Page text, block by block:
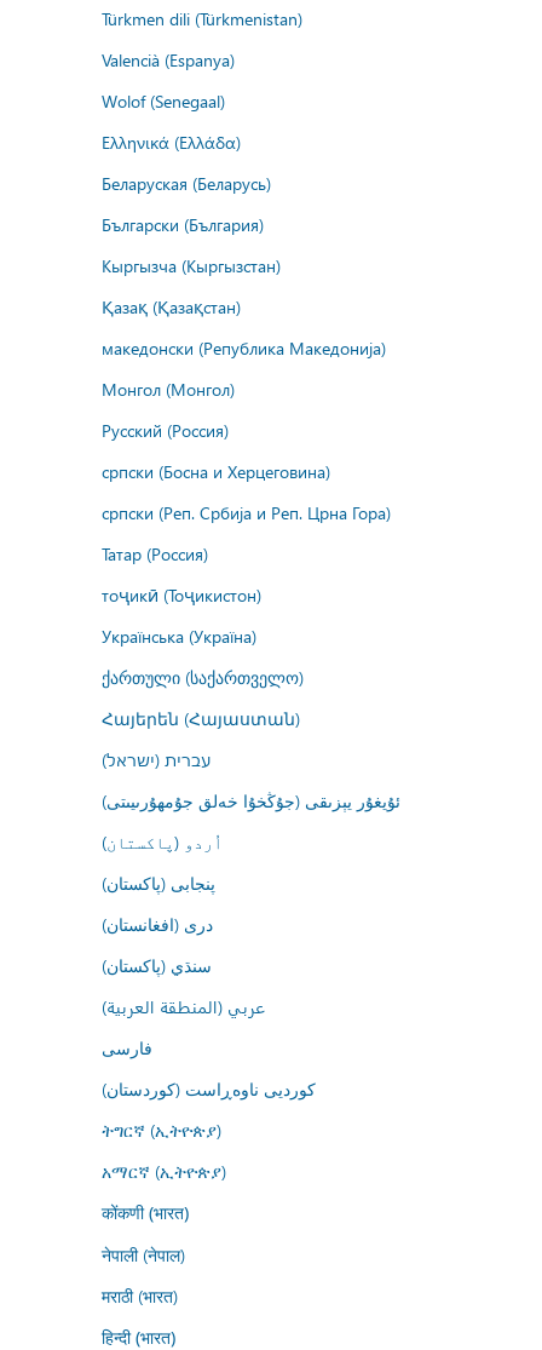
Türkmen dili (Türkmenistan)
Valencià (Espanya)
Wolof (Senegaal)
Ελληνικά (Ελλάδα)
Беларуская (Беларусь)
Български (България)
Кыргызча (Кыргызстан)
Қазақ (Қазақстан)
македонски (Република Македонија)
Монгол (Монгол)
Русский (Россия)
српски (Босна и Херцеговина)
српски (Реп. Србија и Реп. Црна Гора)
Татар (Россия)
тоҷикӣ (Тоҷикистон)
Українська (Україна)
ქართული (საქართველო)
Հայերեն (Հայաստան)
עברית (ישראל)
ئۇيغۇر يېزىقى (جۇڭخۇا خەلق جۇمھۇرىيىتى)
اُردو (پاکستان)
پنجابی (پاکستان)
درى (افغانستان)
سنڌي (پاکستان)
عربي (المنطقة العربية)
فارسى
کوردیی ناوەڕاست (کوردستان)
ትግርኛ (ኢትዮጵያ)
አማርኛ (ኢትዮጵያ)
कोंकणी (भारत)
नेपाली (नेपाल)
मराठी (भारत)
हिन्दी (भारत)